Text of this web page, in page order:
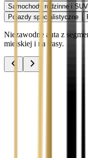
Samochody rodzinne i
Pojazdy specjalistyczne
Niezawodne auta z
miejskiej i na trasy.